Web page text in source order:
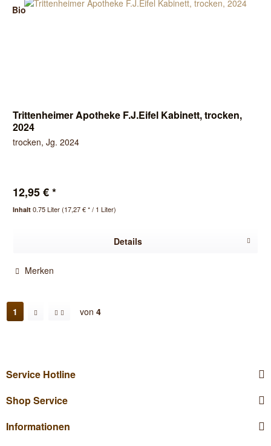
Bio
Trittenheimer Apotheke F.J.Eifel Kabinett, trocken,
2024
trocken, Jg. 2024
12,95 € *
Inhalt0.75 Liter(17,27 € * / 1 Liter)
Details
Merken
1 von 4
Service Hotline
Shop Service
Informationen